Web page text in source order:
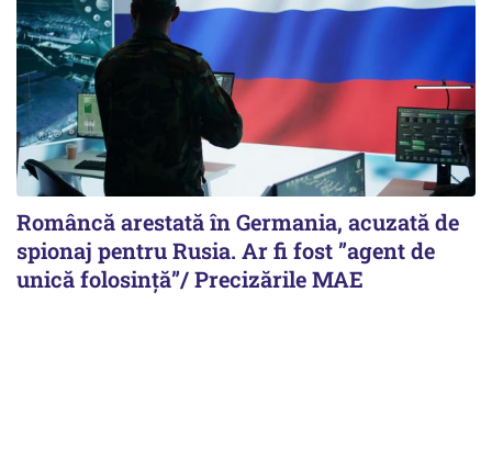
Româncă arestată în Germania, acuzată de
spionaj pentru Rusia. Ar fi fost ”agent de
unică folosință”/ Precizările MAE